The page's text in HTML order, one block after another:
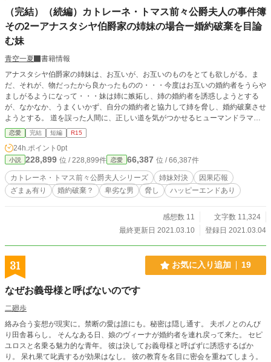
（完結）（続編）カトレーネ・トマス前々公爵夫人の事件簿
その2ーアナスタシヤ伯爵家の姉妹の場合ー婚約破棄を目論
む妹
青空一夏
書籍情報
アナスタシヤ伯爵家の姉妹は、お互いが、お互いのものをとても欲しがる。ま
だ、それが、物だったから良かったものの・・・今度はお互いの婚約者をうらや
ましがるようになって・・・妹は姉に嫉妬し、姉の婚約者を誘惑しようとする
が、なかなか、うまくいかず、自分の婚約者と協力して姉を脅し、婚約破棄させ
ようとする。 道を誤った人間に、正しい道を気がつかせるヒューマンドラマ的
物語。いろいろな人生が見られます。 ざまぁ、というよりは、迷える子羊を正
しい道に導くという感じかもしれません。 運営に問い合わせ済み・・・続編を
投稿するにあたっては、内容が独立していれば問題ないとの許可済み。 ＃カト
レーネ・トマス前々公爵夫人シリーズ さて、今回は、どんな解決へと導くので
しょうか？ 10話ほどの予定です。
恋愛 完結 短編 R15
24h.ポイント 0pt
小説 228,899 位 / 228,899件 恋愛 66,387 位 / 66,387件
カトレーネ・トマス前々公爵夫人シリーズ 姉妹対決
因果応報
ざまぁ有り
婚約破棄？ 卑劣な男 脅し ハッピーエンドあり
感想数 11
文字数 11,324
最終更新日 2021.03.10
登録日 2021.03.04
31 お気に入り追加 19
なぜお義母様と呼ばないのです
二廻歩
絡み合う妄想が現実に。禁断の愛は誰にも。秘密は隠し通す。 夫ボノとのんび
り田舎暮らし。 そんなある日、娘のヴィーナが婚約者を連れ戻って来た。 セピ
ユロスと名乗る魅力的な青年。 彼は決してお義母様と呼ばずに誘惑するばか
り。 呆れ果て叱責するが効果はなし。 彼の教育を名目に密会を重ねてしまう。